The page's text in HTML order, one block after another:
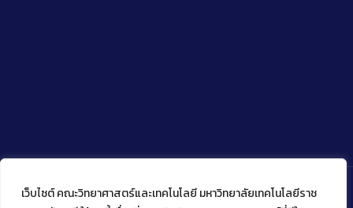
เว็บไซต์ คณะวิทยาศาสตร์และเทคโนโลยี มหาวิทยาลัยเทคโนโลยีราช